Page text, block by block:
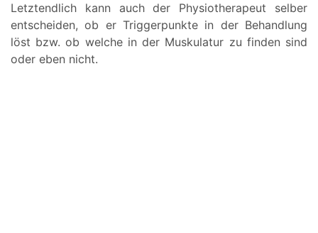
Letztendlich kann auch der Physiotherapeut selber
entscheiden, ob er Triggerpunkte in der Behandlung
löst bzw. ob welche in der Muskulatur zu finden sind
oder eben nicht.